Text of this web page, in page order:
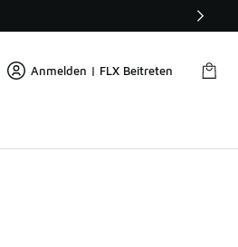
Anmelden | FLX Beitreten